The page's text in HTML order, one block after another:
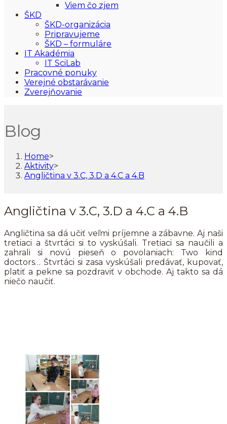
Viem čo zjem
ŠKD
ŠKD-organizácia
Pripravujeme
ŠKD – formuláre
IT Akadémia
IT SciLab
Pracovné ponuky
Verejné obstarávanie
Zverejňovanie
Blog
Home>
Aktivity>
Angličtina v 3.C, 3.D a 4.C a 4.B
Angličtina v 3.C, 3.D a 4.C a 4.B
Angličtina sa dá učiť veľmi príjemne a zábavne. Aj naši
tretiaci a štvrtáci si to vyskúšali. Tretiaci sa naučili a
zahrali si novú pieseň o povolaniach: Two kind
doctors… Štvrtáci si zasa vyskúšali predávať, kupovať,
platiť a pekne sa pozdraviť v obchode. Aj takto sa dá
niečo naučiť.